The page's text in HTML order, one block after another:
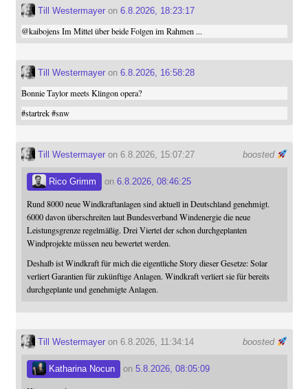
Till Westermayeron 6.8.2026, 18:23:17
@kaibojensIm Mittel über beide Folgen im Rahmen ...
Till Westermayeron 6.8.2026, 16:58:28
Bonnie Taylor meets Klingon opera?
#startrek #snw
boosted
Till Westermayeron 6.8.2026, 15:07:27
Rico Grimm on 6.8.2026, 08:46:25
Rund 8000 neue Windkraftanlagen sind aktuell in Deutschland genehmigt.
6000 davon überschreiten laut Bundesverband Windenergie die neue
Leistungsgrenze regelmäßig. Drei Viertel der schon durchgeplanten
Windprojekte müssen neu bewertet werden.
Deshalb ist Windkraft für mich die eigentliche Story dieser Gesetze: Solar
verliert Garantien für zukünftige Anlagen. Windkraft verliert sie für bereits
durchgeplante und genehmigte Anlagen.
boosted
Till Westermayeron 6.8.2026, 11:34:14
Katharina Nocun on 5.8.2026, 08:05:09